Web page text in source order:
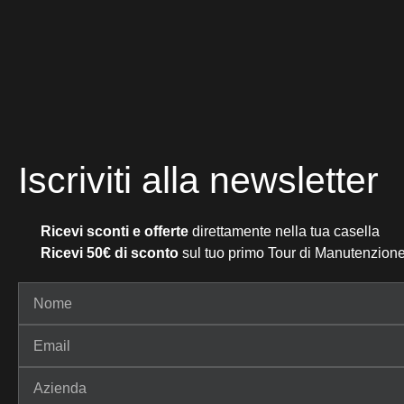
Iscriviti alla newsletter
Ricevi sconti e offerte direttamente nella tua casella
Ricevi 50€ di sconto sul tuo primo Tour di